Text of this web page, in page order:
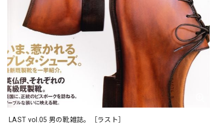
LAST vol.05 男の靴雑誌。［ラスト］